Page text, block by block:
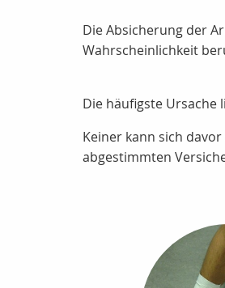
Die Absicherung der
Wahrscheinlichkeit
Die häufigste Ursache
Keiner kann sich
abgestimmten